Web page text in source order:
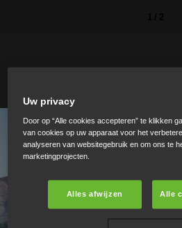
Uw privacy
Door op “Alle cookies accepteren” te klikken
van cookies op uw apparaat voor het
analyseren van websitegebruik en om ons te
marketingprojecten.
Alles afwijzen Alle